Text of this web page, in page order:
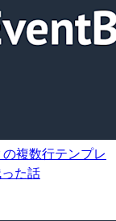
複数行テンプレ
た話